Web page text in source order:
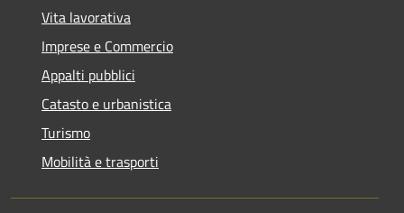
Vita lavorativa
Imprese e Commercio
Appalti pubblici
Catasto e urbanistica
Turismo
Mobilità e trasporti